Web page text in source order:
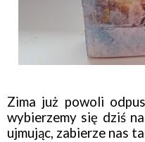
Zima już powoli
wybierzemy się dziś
ujmując, zabierze nas